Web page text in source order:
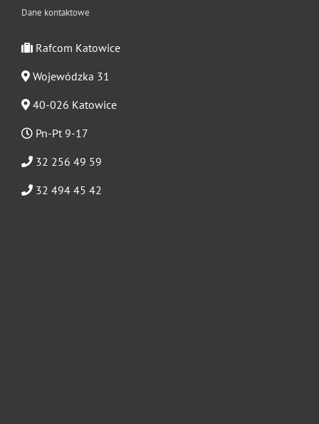
Dane kontaktowe
Rafcom Katowice
Wojewódzka 31
40-026 Katowice
Pn-Pt 9-17
32 256 49 59
32 494 45 42